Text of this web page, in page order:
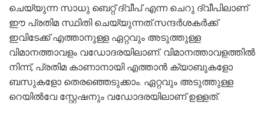
ചെയ്യുന്ന സാധു ബെറ്റ് ദ്വീപ് എന്ന ചെറു ദ്വീപിലാണ്
ഈ പ്രതിമ സ്ഥിതി ചെയ്യുന്നത്.സന്ദർശകർക്ക്
ഇവിടേക്ക് എത്താനുള്ള ഏറ്റവും അടുത്തുള്ള
വിമാനത്താവളം വഡോദരയിലാണ്. വിമാനത്താവളത്തില്‍
നിന്ന്, പ്രതിമ കാണാനായി എത്താൻ ക്യാബുകളോ
ബസുകളോ തെരഞ്ഞെടുക്കാം. ഏറ്റവും അടുത്തുള്ള
റെയില്‍വേ സ്റ്റേഷനും വഡോദരയിലാണ് ഉള്ളത്.